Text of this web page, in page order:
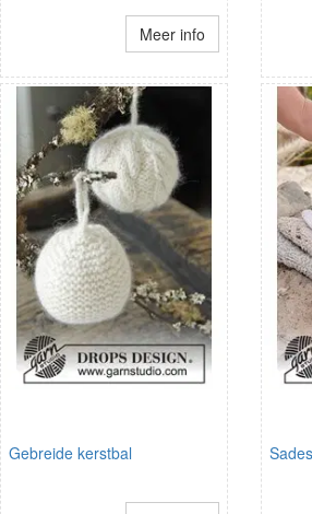
Meer info
Gebreide kerstbal